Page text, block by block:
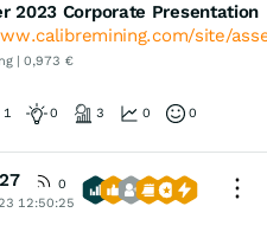
2023 Corporate Presentation
site/
| 0,973 €
1 0 3 0 0
0
12:50:25